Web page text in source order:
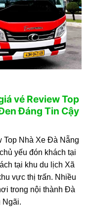
vé Review Top
Đáng Tin Cậy
Top Nhà Xe Đà Nẵng
yếu đón khách tại
tại khu du lịch Xã
vực thị trấn. Nhiều
trong nội thành Đà
Ngãi.